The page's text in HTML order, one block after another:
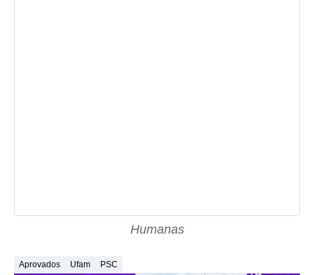
Humanas
Aprovados Ufam PSC